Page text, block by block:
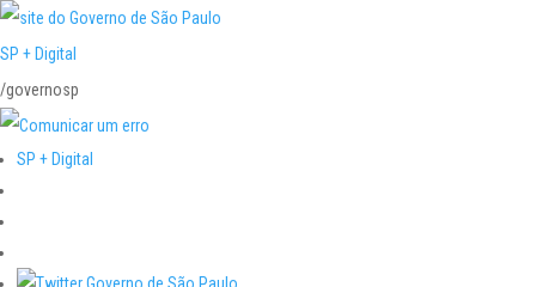
SP + Digital
/governosp
SP + Digital